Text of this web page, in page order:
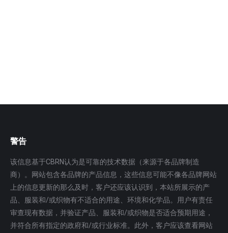
警告
该信息基于CBRN认为是可靠的技术数据（来源于各品牌制造
商）。网站包含各品牌的产品信息，这些信息可能不像各品牌网站
上的信息更新的那么及时，客户还应该认识到，本站所展示的产
品、服装和/或织物有不适合的用途、环境和化学品。用户有责任
审查现有数据，并验证产品、服装和/或织物是否适合预期用途，
并符合所有指定的政府和/或行业标准。此外，客户应该查看网站